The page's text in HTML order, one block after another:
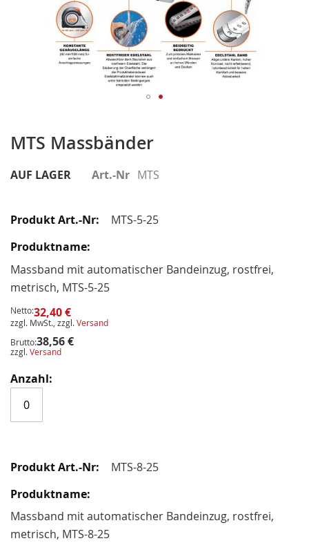
MTS Massbänder
AUF LAGER Art.-Nr MTS
Produkte
Artikel
MTS-5-25
Massband mit automatischer Bandeinzug, rostfrei,
metrisch, MTS-5-25
Netto:32,40 €
zzgl. MwSt., zzgl.Versand
Brutto:38,56 €
zzgl.Versand
MTS-8-25
Massband mit automatischer Bandeinzug, rostfrei,
metrisch, MTS-8-25
Anfang
der
Bildergalerie